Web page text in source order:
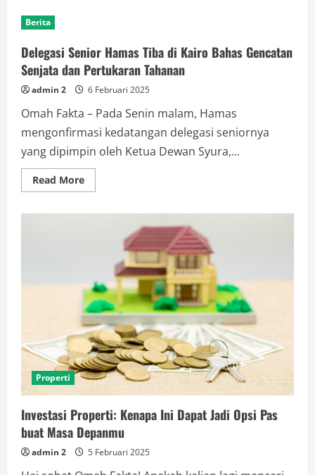
Lengkap
buat
Pemula
Berita
Delegasi Senior Hamas Tiba di Kairo Bahas Gencatan
Senjata dan Pertukaran Tahanan
admin 2 6 Februari 2025
Omah Fakta – Pada Senin malam, Hamas
mengonfirmasi kedatangan delegasi seniornya
yang dipimpin oleh Ketua Dewan Syura,...
Read MoreRead
more
Gencatan
Senjata
dan
Pertukaran
Tahanan
Properti
Investasi Properti: Kenapa Ini Dapat Jadi Opsi Pas
buat Masa Depanmu
admin 2 5 Februari 2025